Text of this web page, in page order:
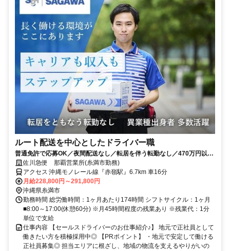
ルート配送を中心としたドライバー職
普通免許で応募OK／夜間配送なし／転居を伴う転勤なし／470万円以上
も可能！
佐川急便 那覇営業所(糸満市勤務)
アクセス 沖縄モノレール線『赤嶺駅』6.7km 車16分
月給228,800円～291,800円
沖縄県糸満市
勤務時間 総労働時間：1ヶ月あたり174時間 シフトサイクル：1ヶ月
■8:00～17:00(休憩60分) ※月45時間程度の残業あり ※残業代：1分
単位で支給
仕事内容 【セールスドライバーのお仕事紹介♪】 地元で正社員として
働きたい方を積極採用中◎ 【PRポイント】 ・地元で安定して働ける
正社員募集◎ 担当エリアに根ざし、地域の物流を支えるやりがいの